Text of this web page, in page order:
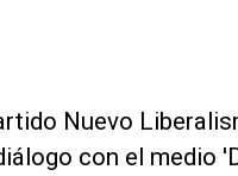
Nuevo
con el medio